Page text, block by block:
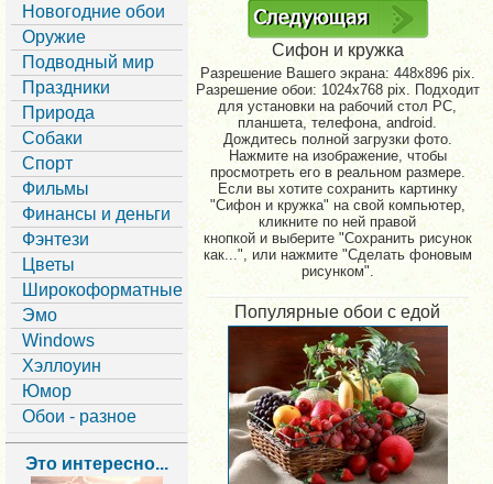
Новогодние обои
Оружие
Подводный мир
Праздники
Природа
Собаки
Спорт
Фильмы
Финансы и деньги
Фэнтези
Цветы
Широкоформатные
Эмо
Windows
Хэллоуин
Юмор
Обои - разное
Это интересно...
Сифон и кружка
Разрешение Вашего экрана:448x896 pix.
Разрешение обои: 1024x768 pix. Подходит
для установки на рабочий стол PC,
планшета, телефона, android.
Дождитесь полной загрузки фото.
Нажмите на изображение, чтобы
просмотреть его в реальном размере.
Если вы хотите сохранить картинку
"Сифон и кружка" на свой компьютер,
кликните по ней правой
кнопкой и выберите "Сохранить рисунок
как...", или нажмите "Сделать фоновым
рисунком".
Популярные обои с едой